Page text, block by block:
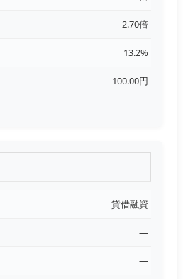
2.70倍
13.2%
100.00円
貸借融資
―
―